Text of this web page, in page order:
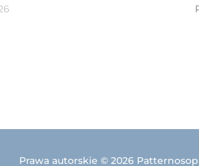
Prawa autorskie © 2026